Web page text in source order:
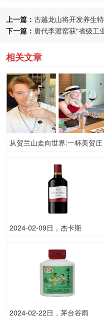
上一篇： 古越龙山将开发养生
下一篇： 唐代李渡窑获“省级工
相关文章
从贺兰山走向世界:一杯美贺庄
2024-02-09日，杰卡斯
750ML13.90度酒每瓶的价格
是多少呢？
2024-02-22日，茅台谷雨